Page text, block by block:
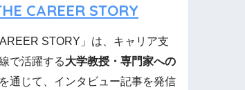
CAREER STORY
STORY」は、キャリア支
で活躍する大学教授・専門家への
通じて、インタビュー記事を発信